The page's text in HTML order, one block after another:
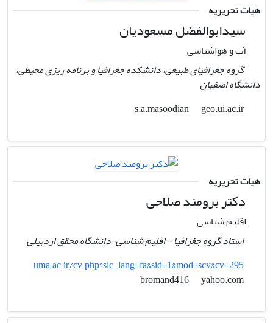
هیات تحریریه
سیدابوالفضل مسعودیان
آب و هواشناسی
گروه جغرافیای طبیعی، دانشکده جغرافیا و برنامه ریزی محیطی،
دانشگاه اصفهان
s.a.masoodian
geo.ui.ac.ir
هیات تحریریه
دکتر برومند صلاحی
اقلیم شناسی
استاد گروه جغرافیا - اقلیم شناسی-دانشگاه محقق اردبیلی
uma.ac.ir/cv.php?slc_lang=fa&sid=1&mod=scv&cv=295
yahoo.com